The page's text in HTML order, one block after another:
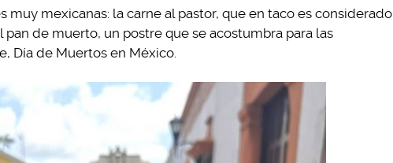
muy mexicanas: la carne al pastor, que en taco es considerado
de muerto, un postre que se acostumbra para las
Día de Muertos en México.